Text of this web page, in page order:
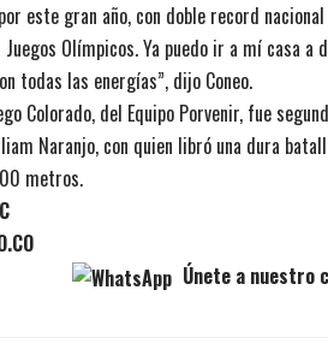
este gran año, con doble record
Olímpicos. Ya puedo ir a mí casa a
todas las energías”, dijo Coneo.
Colorado, del Equipo Porvenir, fue
Naranjo, con quien libró una dura
metros.
Únete a nuestro